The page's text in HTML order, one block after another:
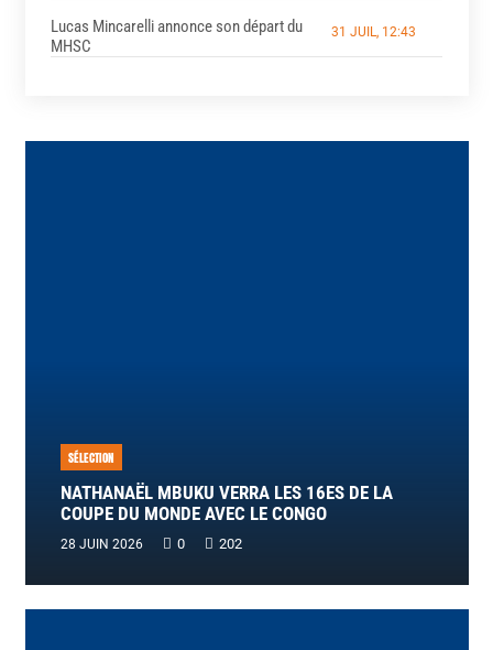
Lucas Mincarelli annonce son départ du
MHSC
31 JUIL, 12:43
SÉLECTION
NATHANAËL MBUKU VERRA LES 16ES DE LA
COUPE DU MONDE AVEC LE CONGO
28 JUIN 2026 0 202